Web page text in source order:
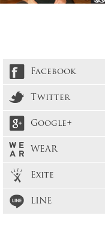
Facebook
Twitter
Google+
WEAR
Exite
LINE